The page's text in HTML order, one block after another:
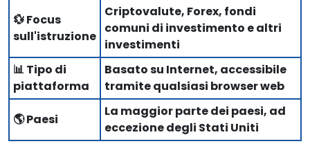
💱 Focus
sull'istruzione
Criptovalute, Forex, fondi
comuni di investimento e altri
investimenti
📊 Tipo di
piattaforma
Basato su Internet, accessibile
tramite qualsiasi browser web
🌎 Paesi
La maggior parte dei paesi, ad
eccezione degli Stati Uniti